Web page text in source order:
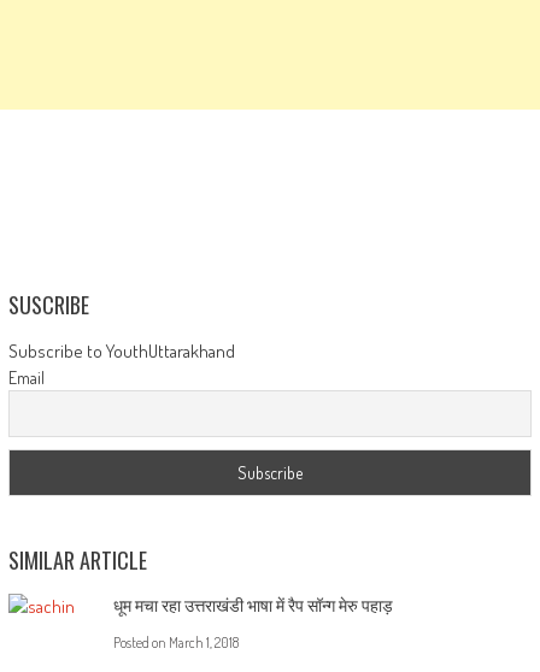
SUSCRIBE
Subscribe to YouthUttarakhand
Email
SIMILAR ARTICLE
धूम मचा रहा उत्तराखंडी भाषा में रैप सॉन्ग मेरु पहाड़
Posted on March 1, 2018